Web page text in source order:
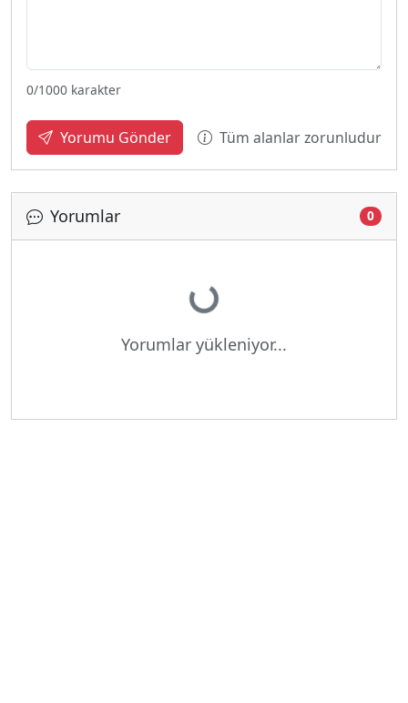
0/1000 karakter
Yorumu Gönder Tüm alanlar zorunludur
Yorumlar 0
Yükleniyor...
Yorumlar yükleniyor...